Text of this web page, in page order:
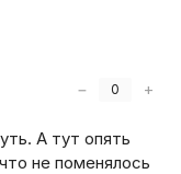
− 0 +
А тут опять
не поменялось